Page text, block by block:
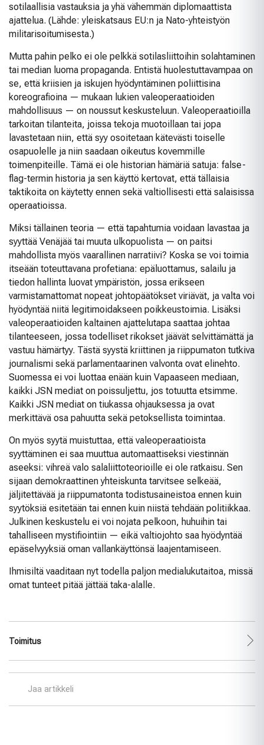
sotilaallisia vastauksia ja yhä vähemmän diplomaattista
ajattelua. (Lähde: yleiskatsaus EU:n ja Nato-yhteistyön
militarisoitumisesta.)
Mutta pahin pelko ei ole pelkkä sotilasliittoihin solahtaminen
tai median luoma propaganda. Entistä huolestuttavampaa on
se, että kriisien ja iskujen hyödyntäminen poliittisina
koreografioina — mukaan lukien valeoperaatioiden
mahdollisuus — on noussut keskusteluun. Valeoperaatioilla
tarkoitan tilanteita, joissa tekoja muotoillaan tai jopa
lavastetaan niin, että syy osoitetaan kätevästi toiselle
osapuolelle ja niin saadaan oikeutus kovemmille
toimenpiteille. Tämä ei ole historian hämäriä satuja: false-
flag-termin historia ja sen käyttö kertovat, että tällaisia
taktikoita on käytetty ennen sekä valtiollisesti että salaisissa
operaatioissa.
Miksi tällainen teoria — että tapahtumia voidaan lavastaa ja
syyttää Venäjää tai muuta ulkopuolista — on paitsi
mahdollista myös vaarallinen narratiivi? Koska se voi toimia
itseään toteuttavana profetiana: epäluottamus, salailu ja
tiedon hallinta luovat ympäristön, jossa erikseen
varmistamattomat nopeat johtopäätökset viriävät, ja valta voi
hyödyntää niitä legitimoidakseen poikkeustoimia. Lisäksi
valeoperaatioiden kaltainen ajattelutapa saattaa johtaa
tilanteeseen, jossa todelliset rikokset jäävät selvittämättä ja
vastuu hämärtyy. Tästä syystä kriittinen ja riippumaton tutkiva
journalismi sekä parlamentaarinen valvonta ovat elinehto.
Suomessa ei voi luottaa enään kuin Vapaaseen mediaan,
kaikki JSN mediat on poissuljettu, jos totuutta etsimme.
Kaikki JSN mediat on tiukassa ohjauksessa ja ovat
merkittävä osa pahuutta sekä petoksellista toimintaa.
On myös syytä muistuttaa, että valeoperaatioista
syyttäminen ei saa muuttua automaattiseksi viestinnän
aseeksi: vihreä valo salaliittoteorioille ei ole ratkaisu. Sen
sijaan demokraattinen yhteiskunta tarvitsee selkeää,
jäljitettävää ja riippumatonta todistusaineistoa ennen kuin
syytöksiä esitetään tai ennen kuin niistä tehdään politiikkaa.
Julkinen keskustelu ei voi nojata pelkoon, huhuihin tai
tahalliseen mystifiointiin — eikä valtiojohto saa hyödyntää
epäselvyyksiä oman vallankäyttönsä laajentamiseen.
Ihmisiltä vaaditaan nyt todella paljon medialukutaitoa, missä
omat tunteet pitää jättää taka-alalle.
Toimitus
Jaa artikkeli